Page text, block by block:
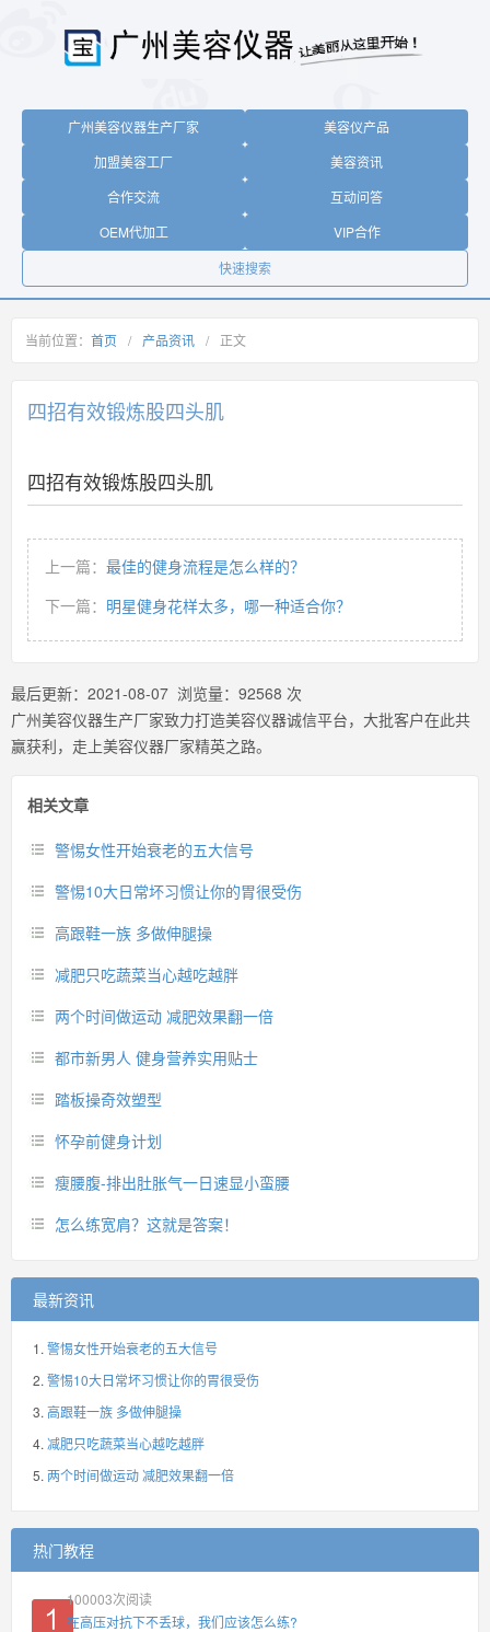
广州美容仪器生产厂家
美容仪产品
加盟美容工厂
美容资讯
合作交流
互动问答
OEM代加工
VIP合作
快速搜索
当前位置： 首页 / 产品资讯 / 正文
四招有效锻炼股四头肌
四招有效锻炼股四头肌
上一篇： 最佳的健身流程是怎么样的？
下一篇： 明星健身花样太多，哪一种适合你？
最后更新： 2021-08-07 浏览量： 92568 次
广州美容仪器生产厂家致力打造美容仪器诚信平台，大批客户在此共
赢获利，走上美容仪器厂家精英之路。
相关文章
警惕女性开始衰老的五大信号
警惕10大日常坏习惯让你的胃很受伤
高跟鞋一族 多做伸腿操
减肥只吃蔬菜当心越吃越胖
两个时间做运动 减肥效果翻一倍
都市新男人 健身营养实用贴士
踏板操奇效塑型
怀孕前健身计划
瘦腰腹-排出肚胀气一日速显小蛮腰
怎么练宽肩？这就是答案！
最新资讯
警惕女性开始衰老的五大信号
警惕10大日常坏习惯让你的胃很受伤
高跟鞋一族 多做伸腿操
减肥只吃蔬菜当心越吃越胖
两个时间做运动 减肥效果翻一倍
热门教程
100003次阅读
在高压对抗下不丢球，我们应该怎么练?